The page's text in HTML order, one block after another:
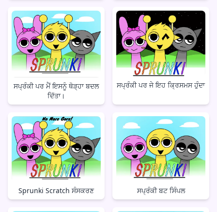
ਸਪ੍ਰੰਕੀ ਪਰ ਮੈਂ ਇਸਨੂੰ ਥੋੜ੍ਹਾ ਬਦਲ
ਦਿੱਤਾ।
ਸਪ੍ਰੰਕੀ ਪਰ ਜੇ ਇਹ ਕ੍ਰਿਸਮਸ ਹੁੰਦਾ
Sprunki Scratch ਸੰਸਕਰਣ ਸਪ੍ਰੰਕੀ ਬਟ ਸਿੰਪਲ